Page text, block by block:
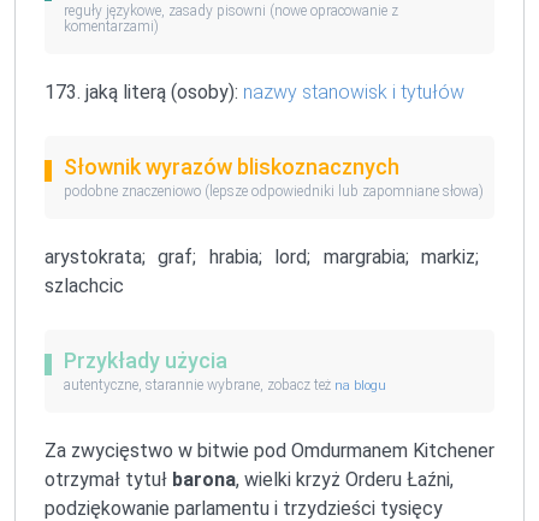
reguły językowe, zasady pisowni (nowe opracowanie z
komentarzami)
173. jaką literą (osoby): nazwy stanowisk i tytułów
Słownik wyrazów bliskoznacznych
podobne znaczeniowo (lepsze odpowiedniki lub zapomniane słowa)
arystokrata; graf; hrabia; lord; margrabia; markiz;
szlachcic
Przykłady użycia
autentyczne, starannie wybrane, zobacz też na blogu
Za zwycięstwo w bitwie pod Omdurmanem Kitchener
otrzymał tytuł barona, wielki krzyż Orderu Łaźni,
podziękowanie parlamentu i trzydzieści tysięcy